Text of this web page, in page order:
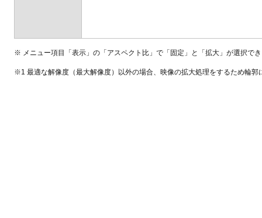
※ メニュー項目「表示」の「アスペクト比」で「固定」と「拡大」が選択で
※1 最適な解像度（最大解像度）以外の場合、映像の拡大処理をするため輪郭